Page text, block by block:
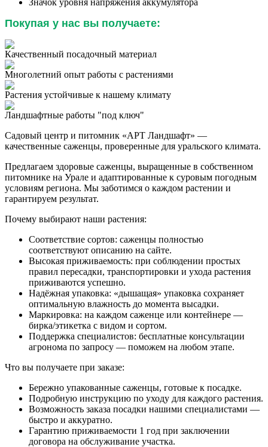
Покупая у нас вы получаете:
Качественный посадочный материал
Многолетний опыт работы с растениями
Растения устойчивые к нашему климату
Ландшафтные работы "под ключ"
Садовый центр и питомник «АРТ Ландшафт» —
качественные саженцы, проверенные для уральского климата.
Предлагаем здоровые саженцы, выращенные в собственном
питомнике на Урале и адаптированные к суровым погодным
условиям региона. Мы заботимся о каждом растении и
гарантируем результат.
Почему выбирают наши растения:
Соответствие сортов: саженцы полностью
соответствуют описанию на сайте.
Высокая приживаемость: при соблюдении простых
правил пересадки, транспортировки и ухода растения
приживаются успешно.
Надёжная упаковка: «дышащая» упаковка сохраняет
оптимальную влажность до момента высадки.
Маркировка: на каждом саженце или контейнере —
бирка/этикетка с видом и сортом.
Поддержка специалистов: бесплатные консультации
агронома по запросу — поможем на любом этапе.
Что вы получаете при заказе:
Бережно упакованные саженцы, готовые к посадке.
Подробную инструкцию по уходу для каждого растения.
Возможность заказа посадки нашими специалистами —
быстро и аккуратно.
Гарантию приживаемости 1 год при заключении
договора на обслуживание участка.